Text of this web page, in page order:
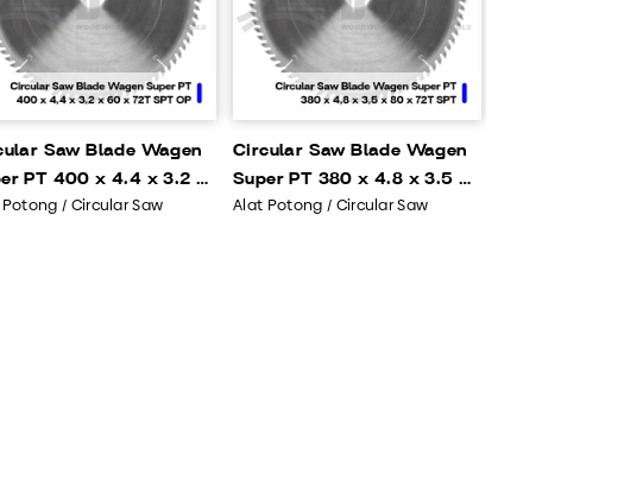
Saw Blade Wagen
PT 400 x 4.4 x 3.2 x
72T SPT OP 4133
/ Circular Saw
Circular Saw Blade Wagen
Super PT 380 x 4.8 x 3.5 x
80 x 72T SPT OP3142
Alat Potong / Circular Saw